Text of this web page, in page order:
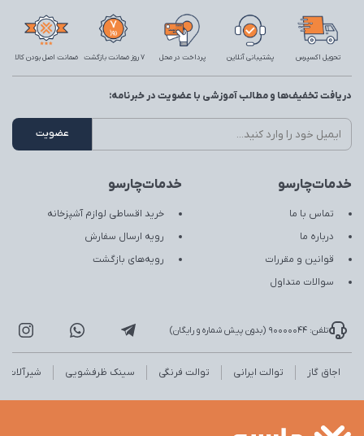
تحویل اکسپرس پشتیبانی آنلاین پرداخت در محل 7 روز ضمانت بازگشت ضمانت اصل بودن کالا
خدمات‌چارسو
تماس با ما
درباره ما
قوانین و مقررات
سوالات متداول
خدمات‌چارسو
خرید اقساطی لوازم آشپزخانه
رویه ارسال سفارش
رویه‌های بازگشت
دریافت تخفیف‌ها و مطالب آموزشی با عضویت در خبرنامه:
تلفن: 90000044 (بدون پیش شماره و رایگان)
اجاق گاز توالت ایرانی توالت فرنگی سینک ظرفشویی شیرآلات